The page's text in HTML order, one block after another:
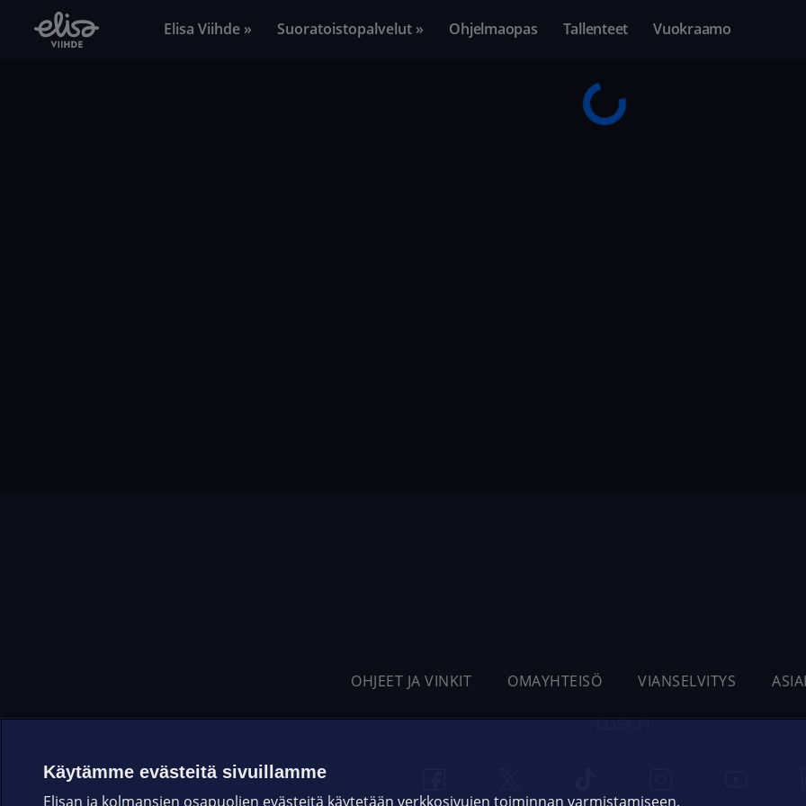
Elisa Viihde » Suoratoistopalvelut » Ohjelmaopas Tallenteet Vuokraamo
OHJEET JA VINKIT OMAYHTEISÖ VIANSELVITYS
ELISA.FI
Käytämme evästeitä sivuillamme
Elisan ja kolmansien osapuolien evästeitä käytetään verkkosivujen toiminnan varmistamiseen,